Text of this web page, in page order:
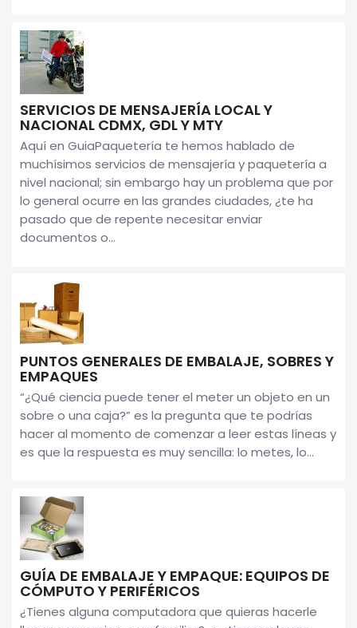
SERVICIOS DE MENSAJERÍA LOCAL Y
NACIONAL CDMX, GDL Y MTY
Aquí en GuiaPaquetería te hemos hablado de
muchísimos servicios de mensajería y paquetería a
nivel nacional; sin embargo hay un problema que por
lo general ocurre en las grandes ciudades, ¿te ha
pasado que de repente necesitar enviar
documentos o...
PUNTOS GENERALES DE EMBALAJE, SOBRES Y
EMPAQUES
“¿Qué ciencia puede tener el meter un objeto en un
sobre o una caja?” es la pregunta que te podrías
hacer al momento de comenzar a leer estas líneas y
es que la respuesta es muy sencilla: lo metes, lo...
GUÍA DE EMBALAJE Y EMPAQUE: EQUIPOS DE
CÓMPUTO Y PERIFÉRICOS
¿Tienes alguna computadora que quieras hacerle